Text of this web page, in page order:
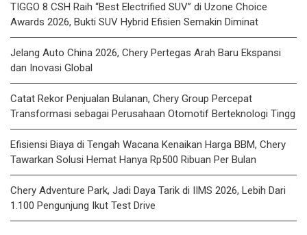
TIGGO 8 CSH Raih “Best Electrified SUV” di Uzone Choice
Awards 2026, Bukti SUV Hybrid Efisien Semakin Diminat
Jelang Auto China 2026, Chery Pertegas Arah Baru Ekspansi
dan Inovasi Global
Catat Rekor Penjualan Bulanan, Chery Group Percepat
Transformasi sebagai Perusahaan Otomotif Berteknologi Tingg
Efisiensi Biaya di Tengah Wacana Kenaikan Harga BBM, Chery
Tawarkan Solusi Hemat Hanya Rp500 Ribuan Per Bulan
Chery Adventure Park, Jadi Daya Tarik di IIMS 2026, Lebih Dari
1.100 Pengunjung Ikut Test Drive